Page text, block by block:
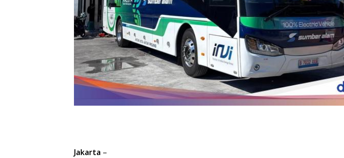
Jakarta –